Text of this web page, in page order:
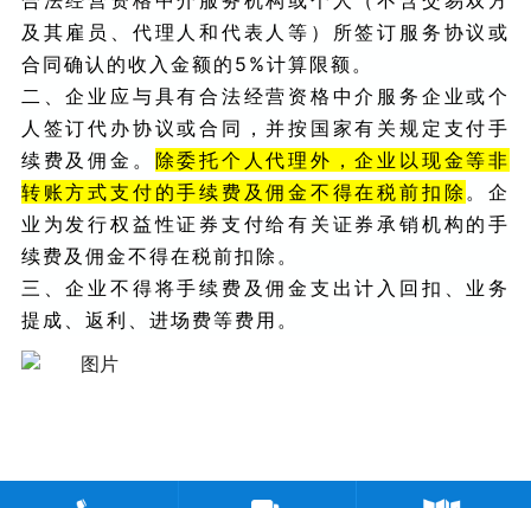
及其雇员、代理人和代表人等）所签订服务协议或
合同确认的收入金额的5%计算限额。
二、企业应与具有合法经营资格中介服务企业或个
人签订代办协议或合同，并按国家有关规定支付手
续费及佣金。 除委托个人代理外，企业以现金等非
转账方式支付的手续费及佣金不得在税前扣除 。企
业为发行权益性证券支付给有关证券承销机构的手
续费及佣金不得在税前扣除。
三、企业不得将手续费及佣金支出计入回扣、业务
提成、返利、进场费等费用。